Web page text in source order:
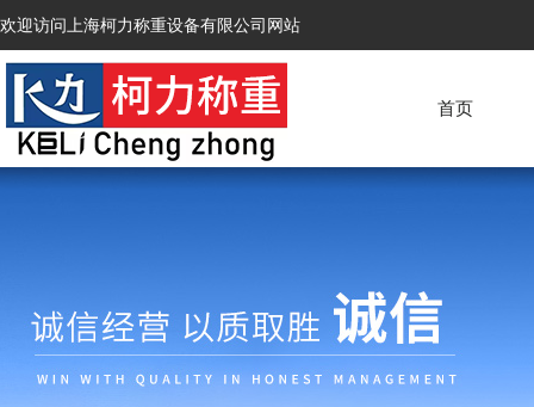
欢迎访问上海柯力称重设备有限公司网站
首页